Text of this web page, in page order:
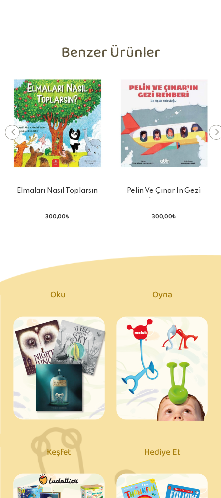
Benzer Ürünler
Elmaları Nasıl Toplarsın
300,00₺
Pelin Ve Çınar In Gezi
300,00₺
Oku Oyna
Keşfet Hediye Et